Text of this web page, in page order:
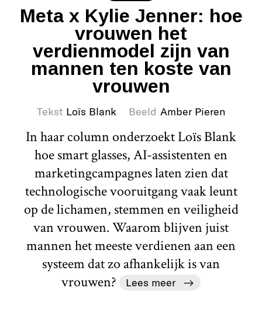
Meta x Kylie Jenner: hoe
vrouwen het
verdienmodel zijn van
mannen ten koste van
vrouwen
Tekst Loïs Blank Beeld Amber Pieren
In haar column onderzoekt Loïs Blank
hoe smart glasses, AI-assistenten en
marketingcampagnes laten zien dat
technologische vooruitgang vaak leunt
op de lichamen, stemmen en veiligheid
van vrouwen. Waarom blijven juist
mannen het meeste verdienen aan een
systeem dat zo afhankelijk is van
vrouwen?
Lees meer